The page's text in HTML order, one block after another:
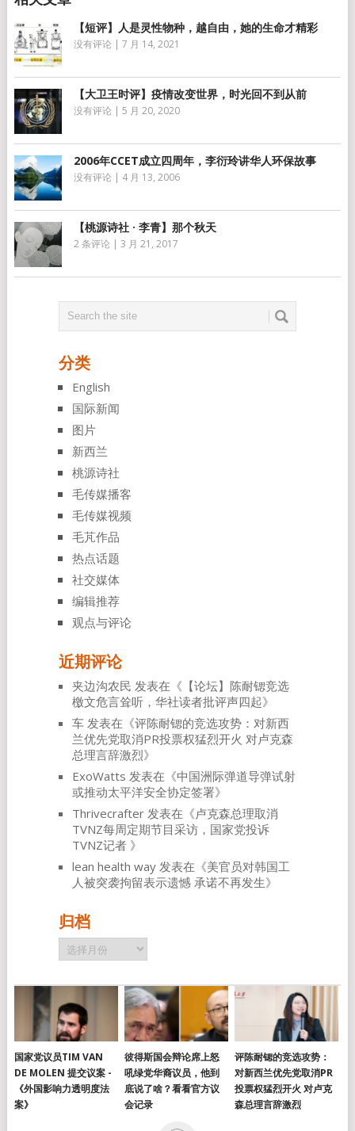
【短评】人是灵性物种，越自由，她的生命才精彩
没有评论 | 7 月 14, 2021
【大卫王时评】疫情改变世界，时光回不到从前
没有评论 | 5 月 20, 2020
2006年CCET成立四周年，李衍玲讲华人环保故事
没有评论 | 4 月 13, 2006
【桃源诗社 · 李青】那个秋天
2 条评论 | 3 月 21, 2017
分类
English
国际新闻
图片
新西兰
桃源诗社
毛传媒播客
毛传媒视频
毛芃作品
热点话题
社交媒体
编辑推荐
观点与评论
近期评论
夹边沟农民 发表在《 【论坛】陈耐锶竞选
檄文危言耸听，华社读者批评声四起》
车发表在《评陈耐锶的竞选攻势：对新西
兰优先党取消PR投票权猛烈开火 对卢克森
总理言辞激烈》
ExoWatts 发表在《中国洲际弹道导弹试射
或推动太平洋安全协定签署》
Thrivecrafter发表在《卢克森总理取消
TVNZ每周定期节目采访，国家党投诉
TVNZ记者 》
lean health way发表在《美官员对韩国工
人被突袭拘留表示遗憾 承诺不再发生》
归档
归
档
国家党议员TIM VAN
DE MOLEN 提交议案 -
《外国影响力透明度法
案》
彼得斯国会辩论席上怒
吼绿党华裔议员，他到
底说了啥？看看官方议
会记录
评陈耐锶的竞选攻势：
对新西兰优先党取消PR
投票权猛烈开火 对卢克
森总理言辞激烈